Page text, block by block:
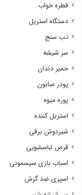
قطره خواب
دستگاه استریل
تب سنج
سر شیشه
خمیر دندان
پودر صابون
پوره میوه
استریل کننده
شیردوش برقی
قرص لباسشویی
اسباب بازی سیسمونی
اسپری ضد گزش